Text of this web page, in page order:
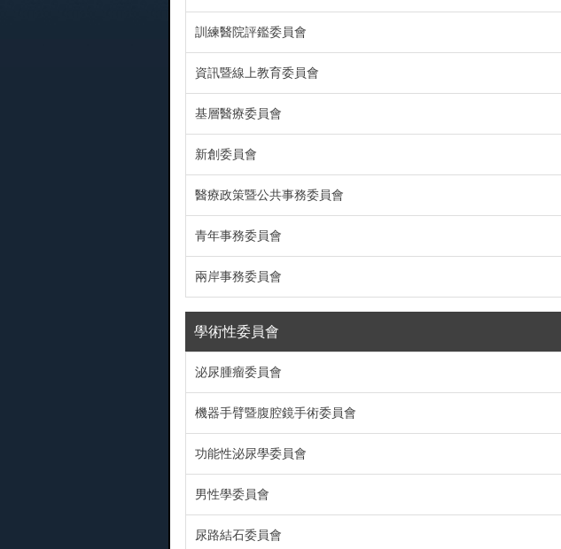
訓練醫院評鑑委員會
資訊暨線上教育委員會
基層醫療委員會
新創委員會
醫療政策暨公共事務委員會
青年事務委員會
兩岸事務委員會
學術性委員會
泌尿腫瘤委員會
機器手臂暨腹腔鏡手術委員會
功能性泌尿學委員會
男性學委員會
尿路結石委員會